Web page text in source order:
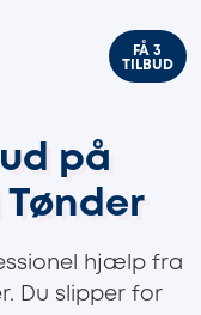
FÅ 3
TILBUD
på
Tønder
hjælp fra
Du slipper for